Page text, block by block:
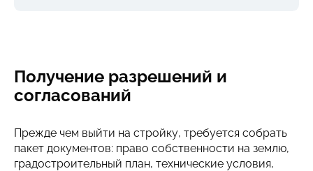
Получение разрешений и
согласований
Прежде чем выйти на стройку, требуется собрать
пакет документов: право собственности на землю,
градостроительный план, технические условия,